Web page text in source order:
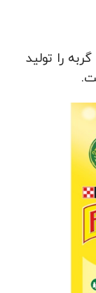
را تولید